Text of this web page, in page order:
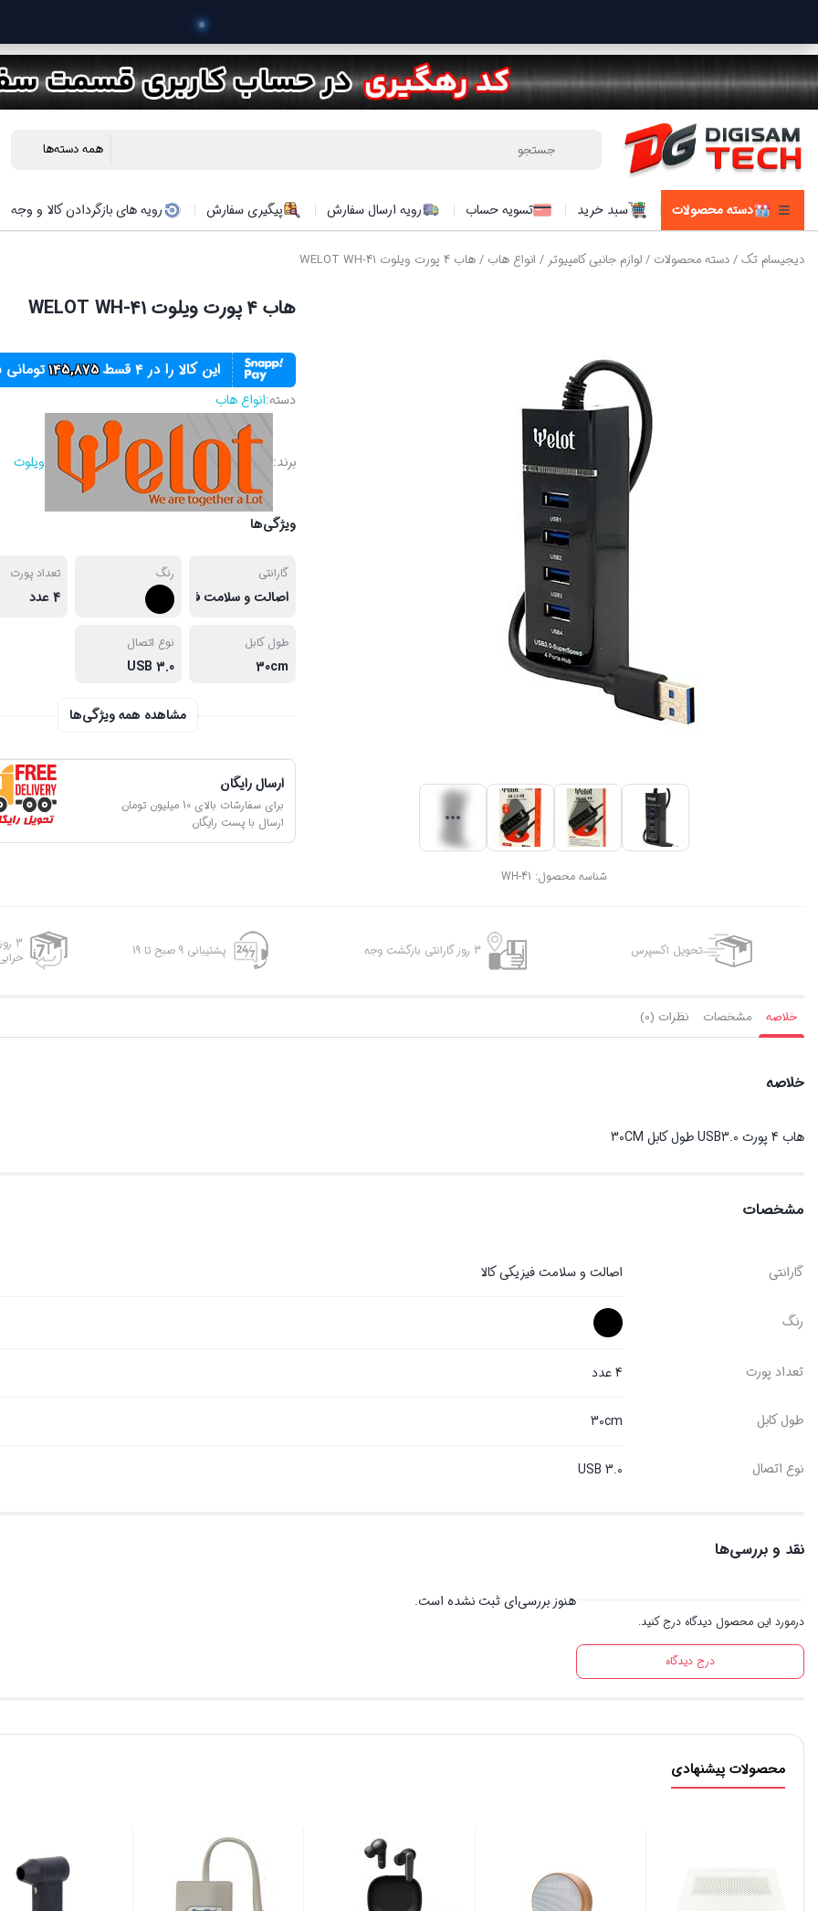
دسته محصولات سبد خرید تسویه حساب رویه ارسال سفارش پیگیری سفارش رویه های بازگردادن کالا و وجه
دیجیسام تک/دسته محصولات /لوازم جانبی کامپیوتر / انواع هاب / هاب 4 پورت ویلوت WELOT WH-41
شناسه محصول: WH-41
هاب 4 پورت ویلوت WELOT WH-41
این کالا را در ۴ قسط 145,875تومانی
دسته:انواع هاب
برند: ویلوت
ویژگی‌ها
گارانتی
اصالت و سلامت فیزیکی کالا
رنگ تعداد پورت
4 عدد
طول کابل
30cm
نوع اتصال
USB 3.0
مشاهده همه ویژگی‌ها
ارسال رایگان
برای سفارشات بالای 10 میلیون تومان
ارسال با پست رایگان
تحویل اکسپرس 3 روز گارانتی بازگشت وجه پشتیبانی 9 صبح تا 19
3
خلاصه مشخصات نظرات (0)
خلاصه
هاب 4 پورت USB3.0 طول کابل 30CM
مشخصات
گارانتی اصالت و سلامت فیزیکی کالا
رنگ
تعداد پورت 4 عدد
طول کابل 30cm
نوع اتصال USB 3.0
نقد و بررسی‌ها
درمورد این محصول دیدگاه درج کنید.
درج دیدگاه
هنوز بررسی‌ای ثبت نشده است.
محصولات پیشنهادی
خرید محصولات